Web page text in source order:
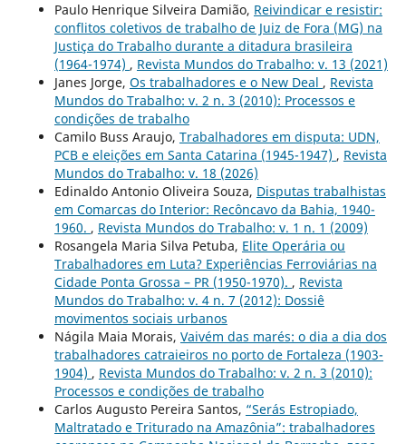
Paulo Henrique Silveira Damião, Reivindicar e resistir:
conflitos coletivos de trabalho de Juiz de Fora (MG) na
Justiça do Trabalho durante a ditadura brasileira
(1964-1974) , Revista Mundos do Trabalho: v. 13 (2021)
Janes Jorge, Os trabalhadores e o New Deal , Revista
Mundos do Trabalho: v. 2 n. 3 (2010): Processos e
condições de trabalho
Camilo Buss Araujo, Trabalhadores em disputa: UDN,
PCB e eleições em Santa Catarina (1945-1947) , Revista
Mundos do Trabalho: v. 18 (2026)
Edinaldo Antonio Oliveira Souza, Disputas trabalhistas
em Comarcas do Interior: Recôncavo da Bahia, 1940-
1960. , Revista Mundos do Trabalho: v. 1 n. 1 (2009)
Rosangela Maria Silva Petuba, Elite Operária ou
Trabalhadores em Luta? Experiências Ferroviárias na
Cidade Ponta Grossa – PR (1950-1970). , Revista
Mundos do Trabalho: v. 4 n. 7 (2012): Dossiê
movimentos sociais urbanos
Nágila Maia Morais, Vaivém das marés: o dia a dia dos
trabalhadores catraieiros no porto de Fortaleza (1903-
1904) , Revista Mundos do Trabalho: v. 2 n. 3 (2010):
Processos e condições de trabalho
Carlos Augusto Pereira Santos, “Serás Estropiado,
Maltratado e Triturado na Amazônia”: trabalhadores